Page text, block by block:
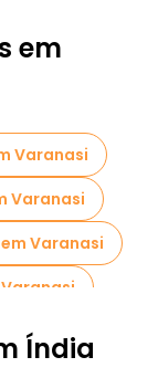
em
Varanasi
Varanasi
Varanasi
Varanasi
Índia